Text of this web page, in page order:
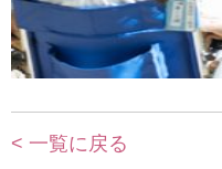
< 一覧に戻る